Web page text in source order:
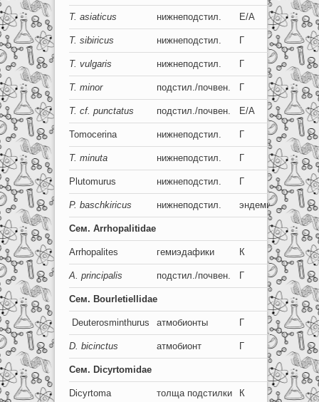
T. asiaticus нижнеподстил. Е/А 6+6
T. sibiricus нижнеподстил. Г 6+6
T. vulgaris нижнеподстил. Г 6+6
T. minor подстил./почвен. Г 6+6
T. cf. punctatus подстил./почвен. Е/А 6+6
Tomocerina нижнеподстил. Г 6
T. minuta нижнеподстил. Г 6+6
Plutomurus нижнеподстил. Г 6-2
P. baschkiricus нижнеподстил. эндемик 6+6
Сем. Arrhopalitidae
Arrhopalites гемиэдафики К 4-1
A. principalis подстил./почвен. Г 1+1
Сем. Bourletiellidae
Deuterosminthurus атмобионты Г 8
D. bicinctus атмобионт Г 8+8
Сем. Dicyrtomidae
Dicyrtoma толща подстилки К 8